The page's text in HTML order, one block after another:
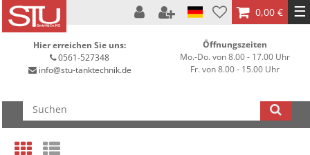
0,00 € ☰
Hier erreichen Sie uns:
0561-527348
info@stu-tanktechnik.de
Öffnungszeiten
Mo.-Do. von 8.00 - 17.00 Uhr
Fr. von 8.00 - 15.00 Uhr